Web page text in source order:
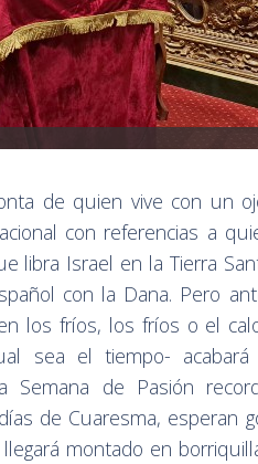
de quien vive con un
con referencias a
libra Israel en la Tierra
con la Dana. Pero
los fríos, los fríos o el
sea el tiempo- acabará
Semana de Pasión
de Cuaresma, esperan
montado en